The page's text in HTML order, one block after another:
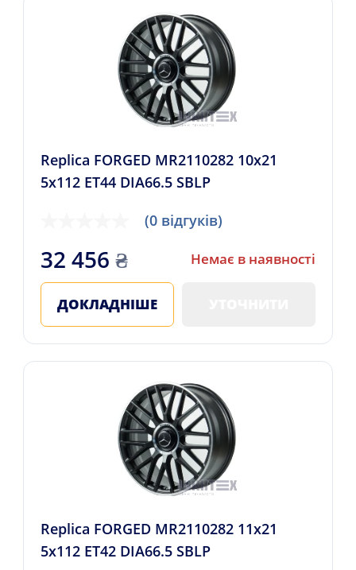
Replica FORGED MR2110282 10x21
5x112 ET44 DIA66.5 SBLP
(0 відгуків)
32 456 ₴ Немає в наявності
ДОКЛАДНІШЕ
Replica FORGED MR2110282 11x21
5x112 ET42 DIA66.5 SBLP